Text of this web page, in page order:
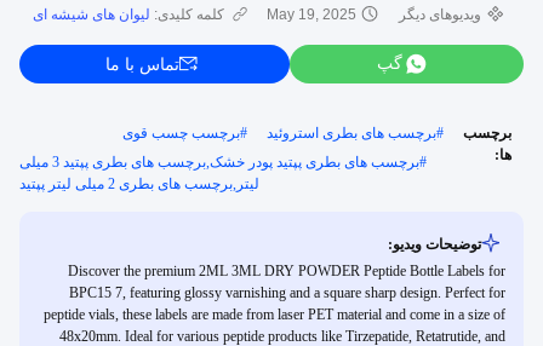
ویدیوهای دیگر May 19, 2025 کلمه کلیدی: لیوان های شیشه ای
گپ تماس با ما
برچسب
ها:
#برچسب های بطری استروئید #برچسب چسب قوی
#
برچسب های بطری پپتید پودر خشک,برچسب های بطری پپتید 3 میلی
لیتر,برچسب های بطری 2 میلی لیتر پپتید
توضیحات ویدیو:
Discover the premium 2ML 3ML DRY POWDER Peptide Bottle Labels for
BPC15 7, featuring glossy varnishing and a square sharp design. Perfect for
peptide vials, these labels are made from laser PET material and come in a size of
48x20mm. Ideal for various peptide products like Tirzepatide, Retatrutide, and